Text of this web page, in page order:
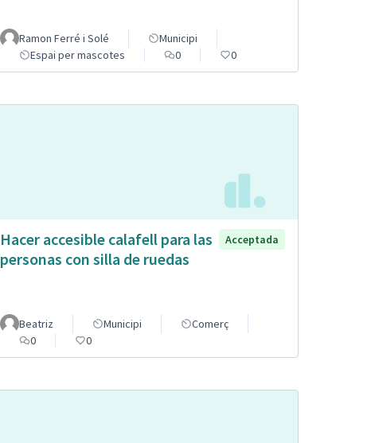
Ramon Ferré i Solé
Municipi
Espai per mascotes
0 0
Hacer accesible calafell para las
personas con silla de ruedas
Acceptada
Beatriz Municipi
Comerç
0
0